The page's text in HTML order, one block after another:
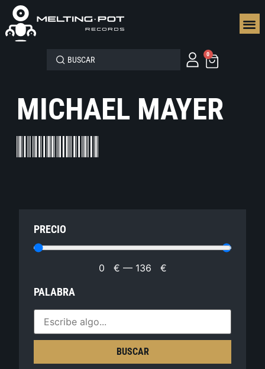
0
MICHAEL MAYER
PRECIO
0 € — 136 €
PALABRA
BUSCAR